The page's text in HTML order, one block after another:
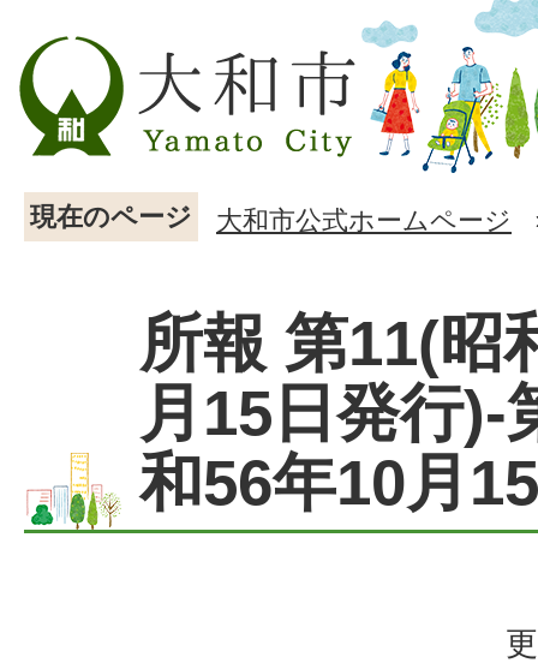
現在のページ 大和市公式ホームページ
所報 第11(昭
月15日発行)-
和56年10月